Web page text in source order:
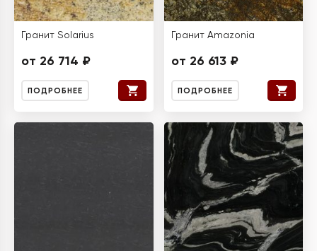
Гранит Solarius
от 26 714 ₽
ПОДРОБНЕЕ
Гранит Amazonia
от 26 613 ₽
ПОДРОБНЕЕ